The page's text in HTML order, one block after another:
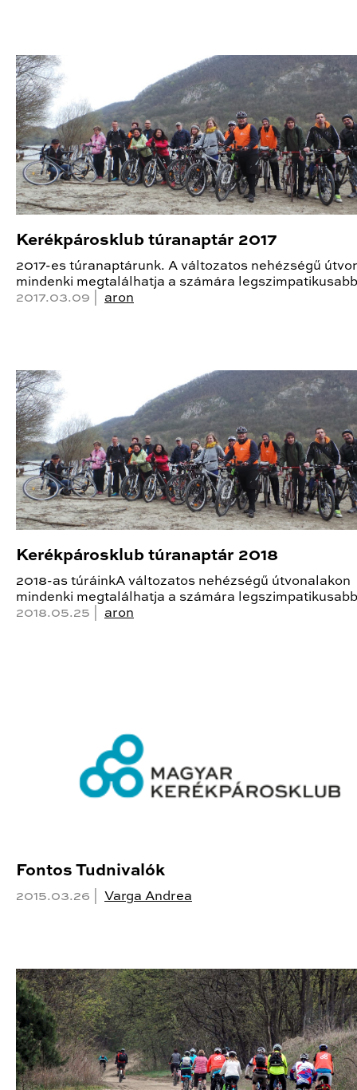
Kerékpárosklub túranaptár 2017
2017-es túranaptárunk. A változatos nehézségű
mindenki megtalálhatja a számára
2017.03.09 | aron
Kerékpárosklub túranaptár 2018
2018-as túráinkA változatos nehézségű útvonalakon
mindenki megtalálhatja a számára
2018.05.25 | aron
Fontos Tudnivalók
2015.03.26 | Varga Andrea